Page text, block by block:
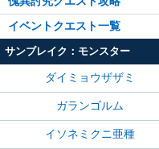
イベントクエスト一覧
サンブレイク：モンスター
ダイミョウザザミ
ガランゴルム
イソネミクニ亜種